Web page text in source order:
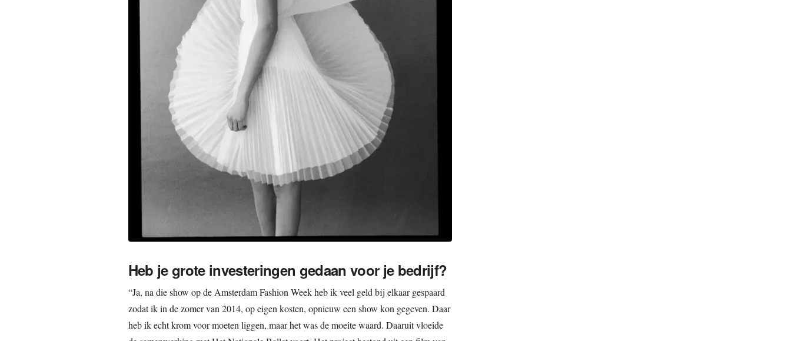
Heb je grote investeringen gedaan voor je bedrijf?
“Ja, na die show op de Amsterdam Fashion Week heb ik veel geld bij elkaar gespaard
zodat ik in de zomer van 2014, op eigen kosten, opnieuw een show kon gegeven. Daar
heb ik echt krom voor moeten liggen, maar het was de moeite waard. Daaruit vloeide